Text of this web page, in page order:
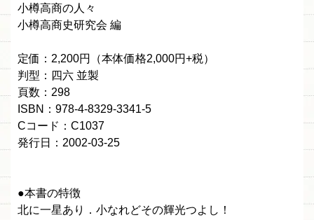
小樽高商の人々
小樽高商史研究会 編
定価：2,200円（本体価格2,000円+税）
判型：四六 並製
頁数：298
ISBN：978-4-8329-3341-5
Cコード：C1037
発行日：2002-03-25
●本書の特徴
北に一星あり．小なれどその輝光つよし！